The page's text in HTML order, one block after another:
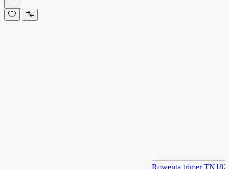
Rowenta trimer